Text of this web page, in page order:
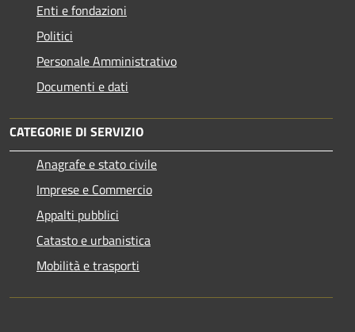
Enti e fondazioni
Politici
Personale Amministrativo
Documenti e dati
CATEGORIE DI SERVIZIO
Anagrafe e stato civile
Imprese e Commercio
Appalti pubblici
Catasto e urbanistica
Mobilità e trasporti